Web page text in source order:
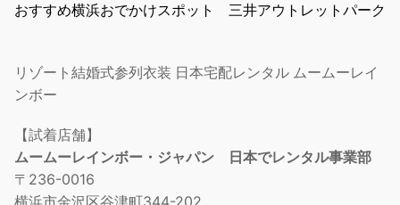
おすすめ横浜おでかけスポット 三井アウトレットパーク
リゾート結婚式参列衣装 日本宅配レンタル ムームーレイ
ンボー
【試着店舗】
ムームーレインボー・ジャパン 日本でレンタル事業部
〒236-0016